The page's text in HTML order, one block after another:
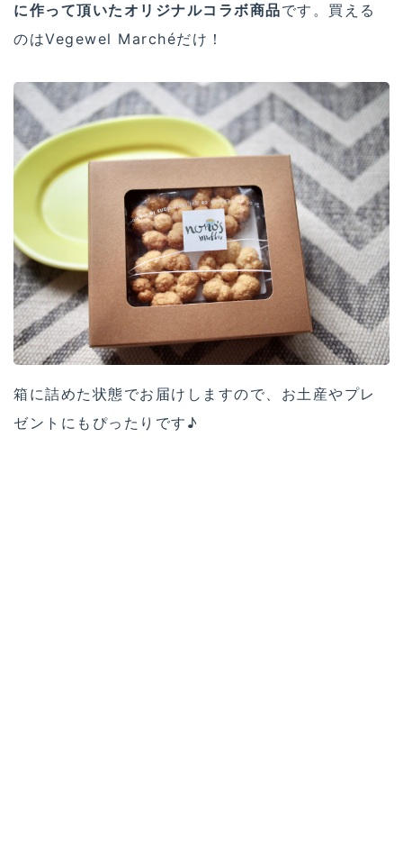
に作って頂いたオリジナルコラボ商品です。買える
のはVegewel Marchéだけ！
箱に詰めた状態でお届けしますので、お土産やプレ
ゼントにもぴったりです♪